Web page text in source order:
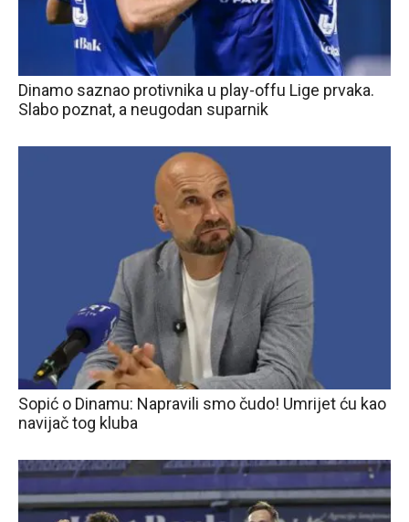
Dinamo saznao protivnika u play-offu Lige prvaka.
Slabo poznat, a neugodan suparnik
Sopić o Dinamu: Napravili smo čudo! Umrijet ću kao
navijač tog kluba